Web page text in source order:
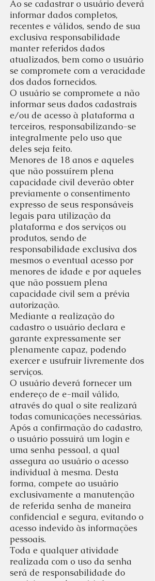
Ao se cadastrar o usuário deverá
informar dados completos,
recentes e válidos, sendo de sua
exclusiva responsabilidade
manter referidos dados
atualizados, bem como o usuário
se compromete com a veracidade
dos dados fornecidos.
O usuário se compromete a não
informar seus dados cadastrais
e/ou de acesso à plataforma a
terceiros, responsabilizando-se
integralmente pelo uso que
deles seja feito.
Menores de 18 anos e aqueles
que não possuírem plena
capacidade civil deverão obter
previamente o consentimento
expresso de seus responsáveis
legais para utilização da
plataforma e dos serviços ou
produtos, sendo de
responsabilidade exclusiva dos
mesmos o eventual acesso por
menores de idade e por aqueles
que não possuem plena
capacidade civil sem a prévia
autorização.
Mediante a realização do
cadastro o usuário declara e
garante expressamente ser
plenamente capaz, podendo
exercer e usufruir livremente dos
serviços.
O usuário deverá fornecer um
endereço de e-mail válido,
através do qual o site realizará
todas comunicações necessárias.
Após a confirmação do cadastro,
o usuário possuirá um login e
uma senha pessoal, a qual
assegura ao usuário o acesso
individual à mesma. Desta
forma, compete ao usuário
exclusivamente a manutenção
de referida senha de maneira
confidencial e segura, evitando o
acesso indevido às informações
pessoais.
Toda e qualquer atividade
realizada com o uso da senha
será de responsabilidade do